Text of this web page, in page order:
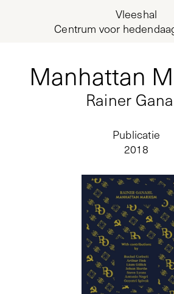
Vleeshal
Centrum voor
Manhattan
Rainer
Publicatie
2018